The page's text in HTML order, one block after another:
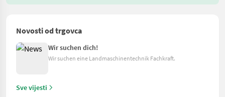
Novosti od trgovca
Wir suchen dich!
Wir suchen eine Landmaschinentechnik Fachkraft.
Sve vijesti